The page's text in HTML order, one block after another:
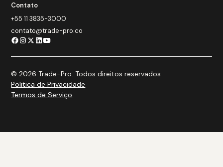
Contato
+55 11 3835-3000
contato@trade-pro.co
© 2026 Trade-Pro. Todos direitos reservados
Politica de Privacidade
Termos de Serviço